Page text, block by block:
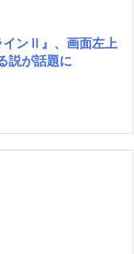
インⅡ』、画面左上
説が話題に